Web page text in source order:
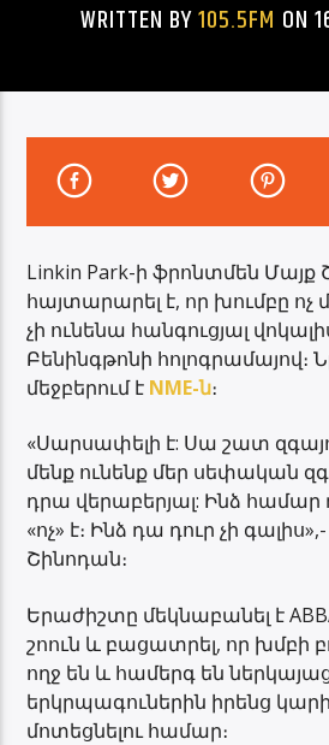
WRITTEN BY105.5FM ON
Linkin Park-ի ֆրոնտմեն Մայք
հայտարարել է, որ խումբը ոչ
չի ունենա հանգուցյալ
Բենինգթոնի հոլոգրամայով։
մեջբերում է NME-ն։
«Սարսափելի է: Սա շատ
մենք ունենք մեր սեփական
դրա վերաբերյալ: Ինձ
«ոչ» է։ Ինձ դա դուր չի
Շինոդան։
Երաժիշտը մեկնաբանել է
շոուն և բացատրել, որ խմբի
ողջ են և համերգ են
երկրպագուներին իրենց
մոտեցնելու համար։